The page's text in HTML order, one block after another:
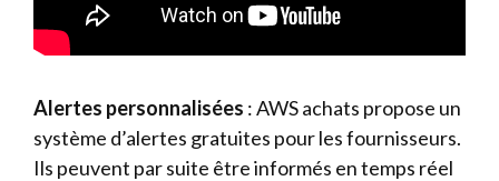
Alertes personnalisées : AWS achats propose un
système d’alertes gratuites pour les fournisseurs.
Ils peuvent par suite être informés en temps réel